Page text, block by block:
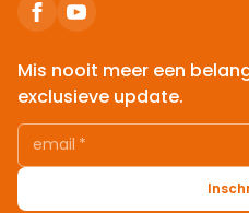
Mis nooit meer een
exclusieve update.
email *